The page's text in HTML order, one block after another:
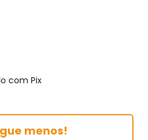
com Pix
menos!